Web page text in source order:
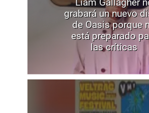
Liam Gallagher
grabará un nuevo
de Oasis porque
está preparado
las críticas